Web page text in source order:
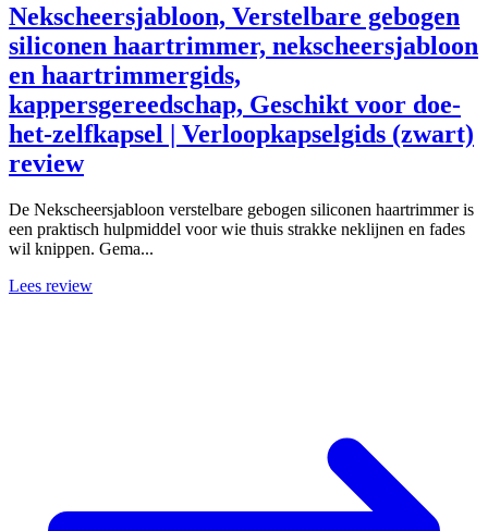
Nekscheersjabloon, Verstelbare gebogen
siliconen haartrimmer, nekscheersjabloon
en haartrimmergids,
kappersgereedschap, Geschikt voor doe-
het-zelfkapsel | Verloopkapselgids (zwart)
review
De Nekscheersjabloon verstelbare gebogen siliconen haartrimmer is
een praktisch hulpmiddel voor wie thuis strakke neklijnen en fades
wil knippen. Gema...
Lees review